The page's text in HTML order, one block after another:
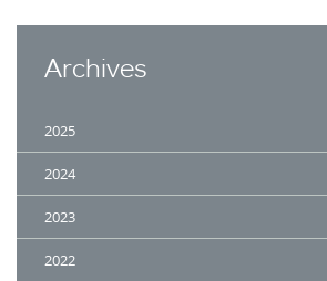
Archives
2025
2024
2023
2022